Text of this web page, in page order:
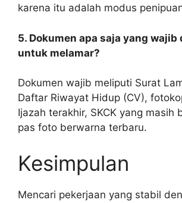
karena itu adalah modus
5. Dokumen apa saja yang wajib
untuk melamar?
Dokumen wajib meliputi Surat
Daftar Riwayat Hidup (CV),
Ijazah terakhir, SKCK yang masih
pas foto berwarna terbaru.
Kesimpulan
Mencari pekerjaan yang stabil